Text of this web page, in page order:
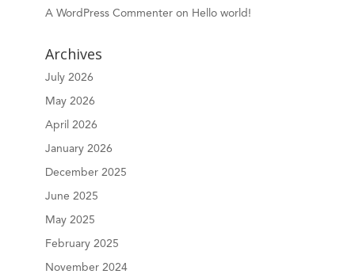
A WordPress Commenteron Hello world!
Archives
July 2026
May 2026
April 2026
January 2026
December 2025
June 2025
May 2025
February 2025
November 2024